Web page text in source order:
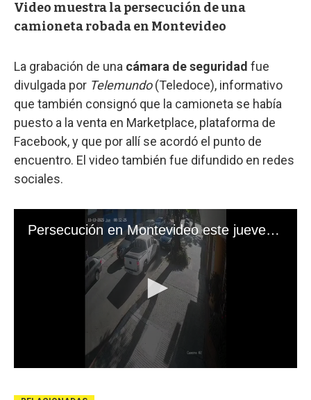
Video muestra la persecución de una
camioneta robada en Montevideo
La grabación de una cámara de seguridad fue
divulgada por Telemundo(Teledoce), informativo
que también consignó que la camioneta se había
puesto a la venta en Marketplace, plataforma de
Facebook, y que por allí se acordó el punto de
encuentro. El video también fue difundido en redes
sociales.